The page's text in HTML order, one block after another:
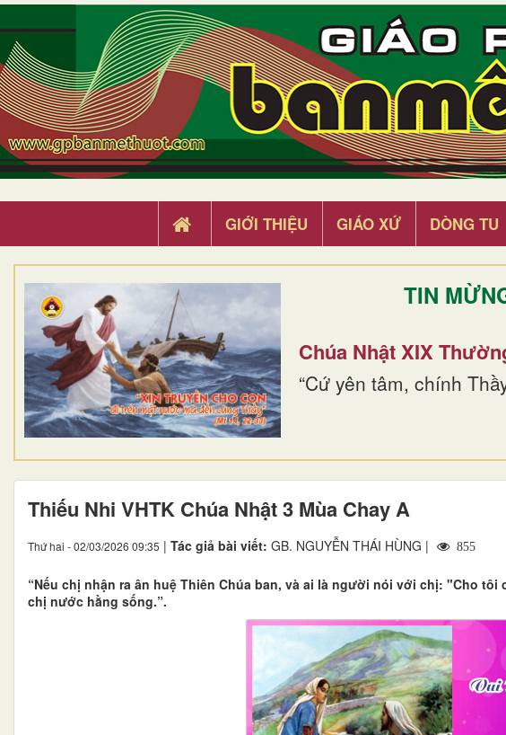
GIỚI THIỆU GIÁO XỨ DÒNG TU
TIN
Chúa Nhật XIX
“Cứ yên tâm, chính
​​​​​​​Thiếu Nhi VHTK Chúa Nhật 3 Mùa Chay A
Thứ hai - 02/03/2026 09:35 | Tác giả bài viết: GB. NGUYỄN THÁI HÙNG | 855
“Nếu chị nhận ra ân huệ Thiên Chúa ban, và ai là người nói với chị: "Cho
chị nước hằng sống.”.